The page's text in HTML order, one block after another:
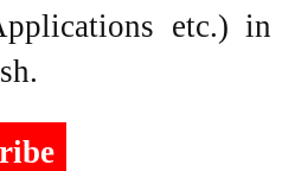
etc.) in